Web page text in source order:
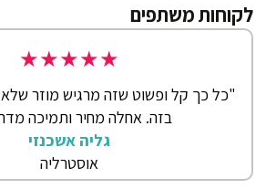
לקוחות משתפים
★
★
★
★
★
"כל כך קל ופשוט שזה מרגיש מוזר
בזה. אחלה מחיר ותמיכה
גליה אשכנזי
אוסטרליה